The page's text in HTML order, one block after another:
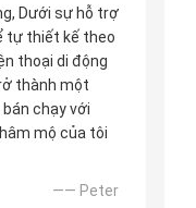
Dưới sự hỗ trợ
tự thiết kế theo
thoại di động
thành một
chạy với
mộ của tôi
—— Peter